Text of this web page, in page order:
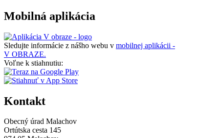
Mobilná aplikácia
Sledujte informácie z nášho webu v mobilnej aplikácii -
V OBRAZE.
Voľne k stiahnutiu:
Kontakt
Obecný úrad Malachov
Ortútska cesta 145